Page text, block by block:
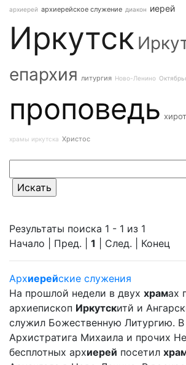
архиерей архиерейское служение диакон иерей
Иркутск
епархия литургия Ново-Ленино
проповедь
храмы иркутска Христос
Результаты поиска 1 - 1 из 1
Начало | Пред. | 1 | След. | Конец
Архиерейские служения
На прошлой недели в двух храмах
архиепископ Иркутскитй и
служил Божественную Литургию. В
Архистратига Михаила и прочих
бесплотных архиерей посетил